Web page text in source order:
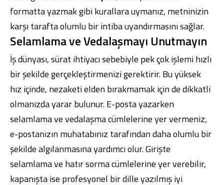
formatta yazmak gibi kurallara uymanız, metninizin
karşı tarafta olumlu bir intiba uyandırmasını sağlar.
Selamlama ve Vedalaşmayı Unutmayın
İş dünyası, sürat ihtiyacı sebebiyle pek çok işlemi hızlı
bir şekilde gerçekleştirmenizi gerektirir. Bu yüksek
hız içinde, nezaketi elden bırakmamak için de dikkatli
olmanızda yarar bulunur. E-posta yazarken
selamlama ve vedalaşma cümlelerine yer vermeniz,
e-postanızın muhatabınız tarafından daha olumlu bir
şekilde algılanmasına yardımcı olur. Girişte
selamlama ve hatır sorma cümlelerine yer verebilir,
kapanışta ise profesyonel bir dille yazılmış iyi